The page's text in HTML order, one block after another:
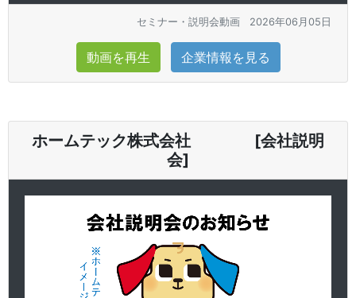
セミナー・説明会動画 2026年06月05日
動画を再生 企業情報を見る
ホームテック株式会社 [会社説明
会]